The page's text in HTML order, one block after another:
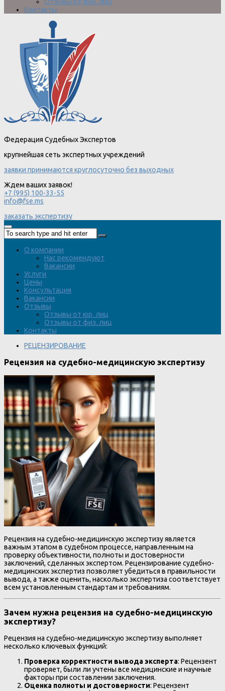
Отзывы от физ. лиц
Контакты
Федерация Судебных Экспертов
крупнейшая сеть экспертных учреждений
заявки принимаются круглосуточно без выходных
Ждем ваших заявок!
+7 (995) 100-33-55
info@fse.ms
заказать экспертизу
О компании
Нас рекомендуют
Вакансии
Услуги
Цены
Консультация
Вакансии
Отзывы
Отзывы от юр. лиц
Отзывы от физ. лиц
Контакты
РЕЦЕНЗИРОВАНИЕ
Рецензия на судебно-медицинскую экспертизу
Рецензия на судебно-медицинскую экспертизу является
важным этапом в судебном процессе, направленным на
проверку объективности, полноты и достоверности
заключений, сделанных экспертом. Рецензирование судебно-
медицинских экспертиз позволяет убедиться в правильности
вывода, а также оценить, насколько экспертиза соответствует
всем установленным стандартам и требованиям.
Зачем нужна рецензия на судебно-медицинскую
экспертизу?
Рецензия на судебно-медицинскую экспертизу выполняет
несколько ключевых функций:
Проверка корректности вывода эксперта: Рецензент
проверяет, были ли учтены все медицинские и научные
факторы при составлении заключения.
Оценка полноты и достоверности: Рецензент